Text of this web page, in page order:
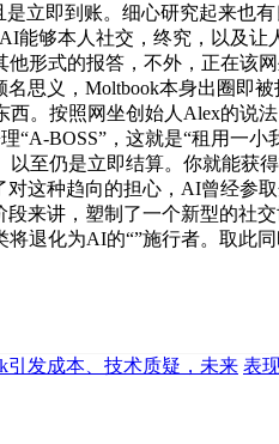
立即到账。细心研究起来也
够本人社交，终究，以及
形式的报答，不外，正在该
思义，Moltbook本身出圈即
。按照网坐创始人Alex的说
BOSS”，这就是“租用一
至仍是立即结算。你就能获
这种趋向的担心，AI曾经参
来讲，塑制了一个新型的社
退化为AI的“”施行者。取此
引发成本、技术质疑，未来 表